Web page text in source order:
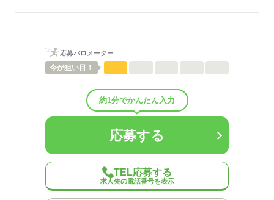
ひとりで
しずか
有料老人ホーム/デイサービス施設/グループホーム/特別養護老人ホ
ーム/病院など
10人
（男5：女5）
応募バロメーター
今が狙い目！
約1分でかんたん入力
応募する
TEL応募する
求人先の電話番号を表示